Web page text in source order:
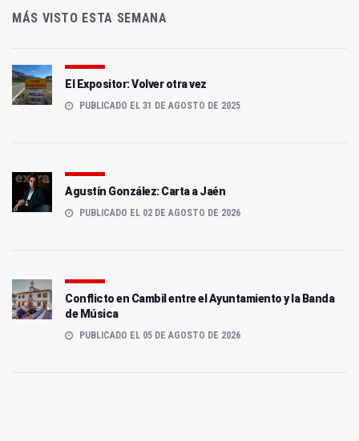
MÁS VISTO ESTA SEMANA
El Expositor: Volver otra vez
PUBLICADO EL 31 DE AGOSTO DE 2025
Agustín González: Carta a Jaén
PUBLICADO EL 02 DE AGOSTO DE 2026
Conflicto en Cambil entre el Ayuntamiento y la Banda
de Música
PUBLICADO EL 05 DE AGOSTO DE 2026